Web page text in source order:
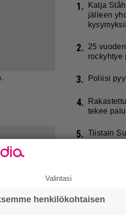
1.
Katja
jälleen
2.
25
rockyhtye
3. Poliisi
4.
tekee
5. Tiistain
veti
Laulaja
paikat
7. Joel
Valintasi
henkilökohtaisen